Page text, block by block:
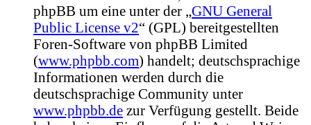
phpBB um eine unter der „ GNU General
Public License v2“ (GPL) bereitgestellten
Foren-Software von phpBB Limited
(www.phpbb.com) handelt; deutschsprachige
Informationen werden durch die
deutschsprachige Community unter
www.phpbb.de zur Verfügung gestellt. Beide